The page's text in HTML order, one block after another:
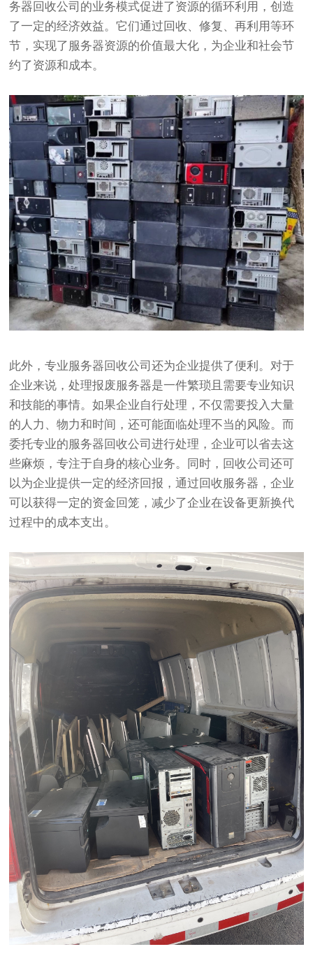
务器回收公司的业务模式促进了资源的循环利用，创造
了一定的经济效益。它们通过回收、修复、再利用等环
节，实现了服务器资源的价值最大化，为企业和社会节
约了资源和成本。
此外，专业服务器回收公司还为企业提供了便利。对于
企业来说，处理报废服务器是一件繁琐且需要专业知识
和技能的事情。如果企业自行处理，不仅需要投入大量
的人力、物力和时间，还可能面临处理不当的风险。而
委托专业的服务器回收公司进行处理，企业可以省去这
些麻烦，专注于自身的核心业务。同时，回收公司还可
以为企业提供一定的经济回报，通过回收服务器，企业
可以获得一定的资金回笼，减少了企业在设备更新换代
过程中的成本支出。